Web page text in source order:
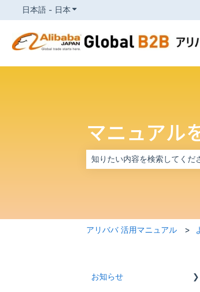
日本語 - 日本 翻訳のサブメニューを表示
マニュアル
アリババ 活用マニュアル
お知らせ